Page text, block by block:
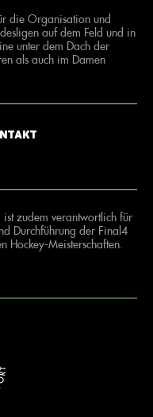
die Organisation und
auf dem Feld und in
unter dem Dach der
als auch im Damen
ist zudem verantwortlich für
Durchführung der Final4
Hockey-Meisterschaften.